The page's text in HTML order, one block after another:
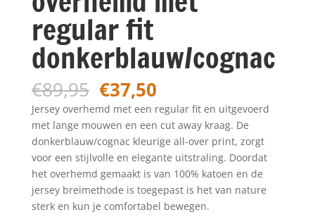
regular fit
donkerblauw/cognac
€89,95 Oorspronkelijke
prijs
was:
€89,95.
€37,50Huidige
prijs
is:
€37,50.
Jersey overhemd met een regular fit en uitgevoerd
met lange mouwen en een cut away kraag. De
donkerblauw/cognac kleurige all-over print, zorgt
voor een stijlvolle en elegante uitstraling. Doordat
het overhemd gemaakt is van 100% katoen en de
jersey breimethode is toegepast is het van nature
sterk en kun je comfortabel bewegen.